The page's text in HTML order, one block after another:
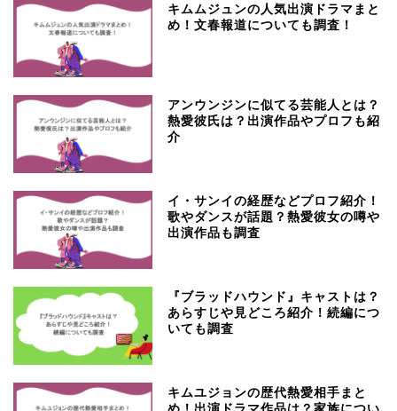
キムムジュンの人気出演ドラマまと
め！文春報道についても調査！
アンウンジンに似てる芸能人とは？
熱愛彼氏は？出演作品やプロフも紹
介
イ・サンイの経歴などプロフ紹介！
歌やダンスが話題？熱愛彼女の噂や
出演作品も調査
『ブラッドハウンド』キャストは？
あらすじや見どころ紹介！続編につ
いても調査
キムユジョンの歴代熱愛相手まと